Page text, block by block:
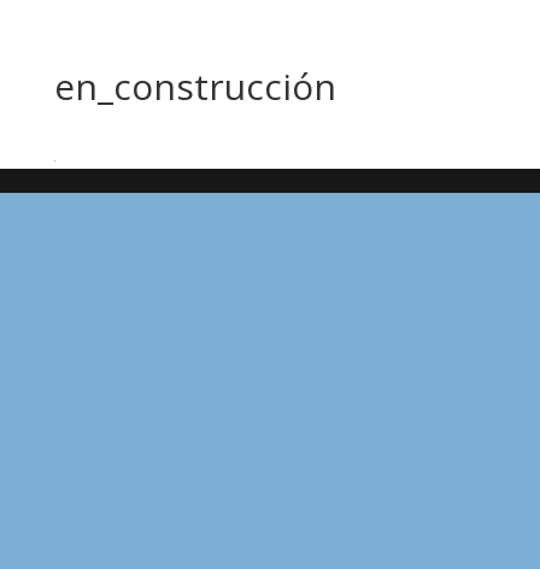
en_construcción